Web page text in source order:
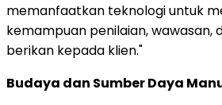
memanfaatkan teknologi untuk
kemampuan penilaian, wawasan,
berikan kepada klien."
Budaya dan Sumber Daya